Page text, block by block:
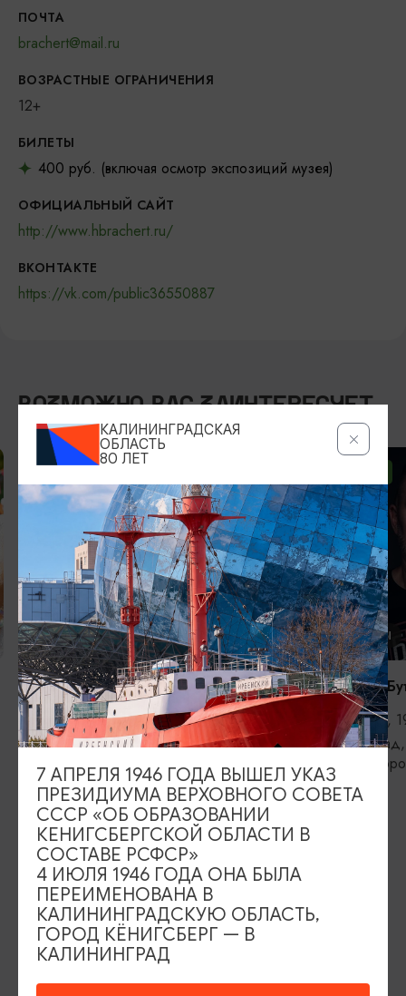
ПОЧТА
brachert@mail.ru
ВОЗРАСТНЫЕ ОГРАНИЧЕНИЯ
12+
БИЛЕТЫ
400 руб. (включая осмотр экспозиций музея)
ОФИЦИАЛЬНЫЙ САЙТ
http://www.hbrachert.ru/
ВКОНТАКТЕ
https://vk.com/public36550887
ВОЗМОЖНО ВАС ЗАИНТЕРЕСУЕТ
КОНЦЕРТЫ
RADIO TAPOK
04.09.2026, 20:00
Калининград, РК «Резиденция
королей»
КОНЦЕРТЫ
Константин
11.09.2026,
ИЩИТЕ ТАКЖЕ НА НАШЕМ САЙТЕ
Серебряное ожерелье
Туры и экскурсии
Афиша мероприятий
Сувениры
Гостевая книга
КАЛИНИНГРАДСКАЯ
ОБЛАСТЬ
80 ЛЕТ
7 АПРЕЛЯ 1946 ГОДА ВЫШЕЛ УКАЗ
ПРЕЗИДИУМА ВЕРХОВНОГО СОВЕТА
СССР «ОБ ОБРАЗОВАНИИ
КЕНИГСБЕРГСКОЙ ОБЛАСТИ В
СОСТАВЕ РСФСР»
4 ИЮЛЯ 1946 ГОДА ОНА БЫЛА
ПЕРЕИМЕНОВАНА В
КАЛИНИНГРАДСКУЮ ОБЛАСТЬ,
ГОРОД КЁНИГСБЕРГ — В
КАЛИНИНГРАД